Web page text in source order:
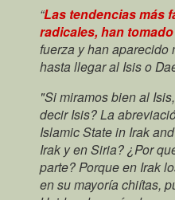
“Las tendencias más
radicales, han
fuerza y han
hasta llegar al Isis o
"Si miramos bien al
decir Isis? La
Islamic State in Irak
Irak y en Siria? ¿Por
parte? Porque en Irak
en su mayoría chiítas,